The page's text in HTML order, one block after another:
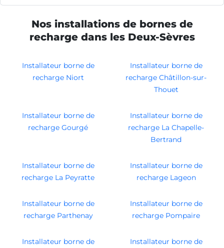
Nos installations de bornes de
recharge dans les Deux-Sèvres
Installateur borne de
recharge Niort
Installateur borne de
recharge Châtillon-sur-
Thouet
Installateur borne de
recharge Gourgé
Installateur borne de
recharge La Chapelle-
Bertrand
Installateur borne de
recharge La Peyratte
Installateur borne de
recharge Lageon
Installateur borne de
recharge Parthenay
Installateur borne de
recharge Pompaire
Installateur borne de
Installateur borne de